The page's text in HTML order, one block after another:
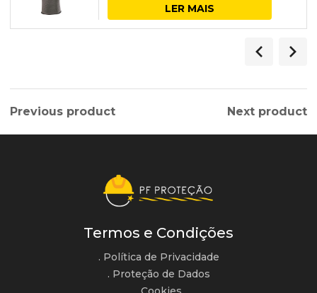
LER MAIS
Previous product Next product
Termos e Condições
. Política de Privacidade
. Proteção de Dados